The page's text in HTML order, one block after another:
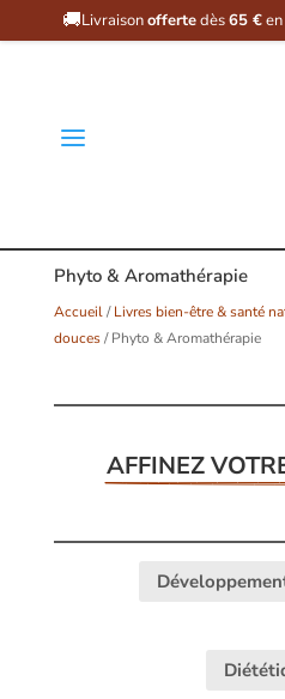
🚚Livraisonoffertedès65 €
a
Phyto & Aromathérapie
Accueil/Livres bien-être & santé
douces/ Phyto & Aromathérapie
AFFINEZ